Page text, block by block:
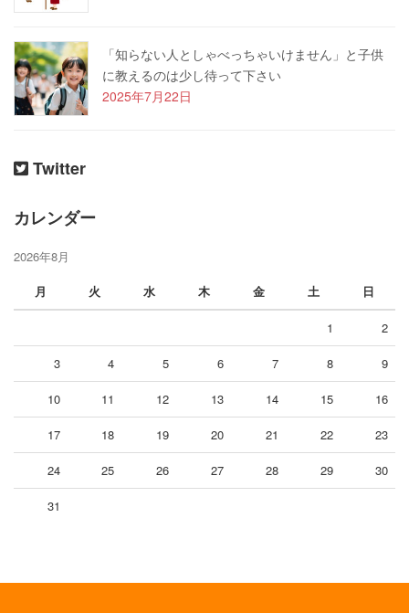
「知らない人としゃべっちゃいけません」と子供
に教えるのは少し待って下さい
2025年7月22日
Twitter
カレンダー
2026年8月
月
火 水 木 金 土 日
1 2
3 4 5 6 7 8 9
10 11 12 13 14 15 16
17 18 19 20 21 22 23
24 25 26 27 28 29 30
31